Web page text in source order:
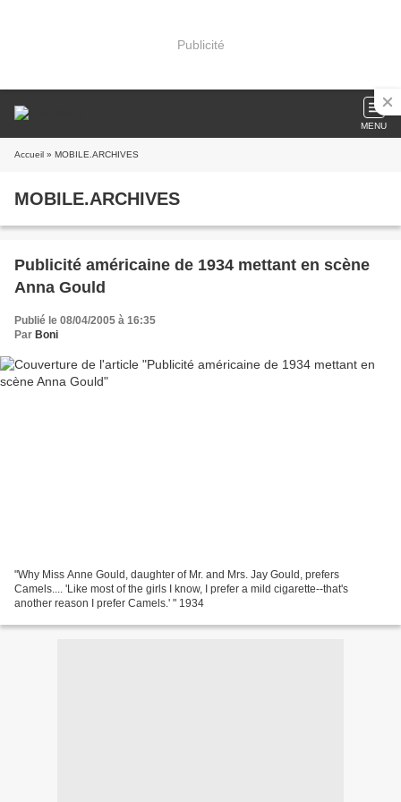
Publicité
MENU
Accueil » MOBILE.ARCHIVES
MOBILE.ARCHIVES
Publicité américaine de 1934 mettant en scène
Anna Gould
Publié le 08/04/2005 à 16:35
Par Boni
"Why Miss Anne Gould, daughter of Mr. and Mrs. Jay Gould, prefers
Camels.... 'Like most of the girls I know, I prefer a mild cigarette--that's
another reason I prefer Camels.' " 1934